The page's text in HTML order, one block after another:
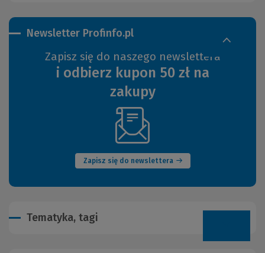
Newsletter Profinfo.pl
Zapisz się do naszego newslettera
i odbierz kupon 50 zł na
zakupy
Zapisz się do newslettera
(Nowe
okno)
Tematyka, tagi